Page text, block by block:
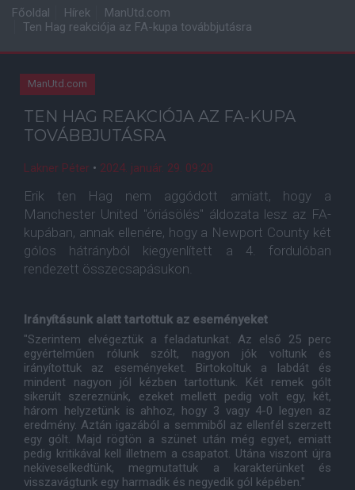
Főoldal Hírek
ManUtd.com
Ten Hag reakciója az FA-kupa továbbjutásra
ManUtd.com
TEN HAG REAKCIÓJA AZ FA-KUPA
TOVÁBBJUTÁSRA
Lakner Péter • 2024. január. 29. 09:20
Erik ten Hag nem aggódott amiatt, hogy a
Manchester United "óriásölés" áldozata lesz az FA-
kupában, annak ellenére, hogy a Newport County két
gólos hátrányból kiegyenlített a 4. fordulóban
rendezett összecsapásukon.
Irányításunk alatt tartottuk az eseményeket
"Szerintem elvégeztük a feladatunkat. Az első 25 perc
egyértelműen rólunk szólt, nagyon jók voltunk és
irányítottuk az eseményeket. Birtokoltuk a labdát és
mindent nagyon jól kézben tartottunk. Két remek gólt
sikerült szereznünk, ezeket mellett pedig volt egy, két,
három helyzetünk is ahhoz, hogy 3 vagy 4-0 legyen az
eredmény. Aztán igazából a semmiből az ellenfél szerzett
egy gólt. Majd rögtön a szünet után még egyet, emiatt
pedig kritikával kell illetnem a csapatot. Utána viszont újra
nekiveselkedtünk, megmutattuk a karakterünket és
visszavágtunk egy harmadik és negyedik gól képében."